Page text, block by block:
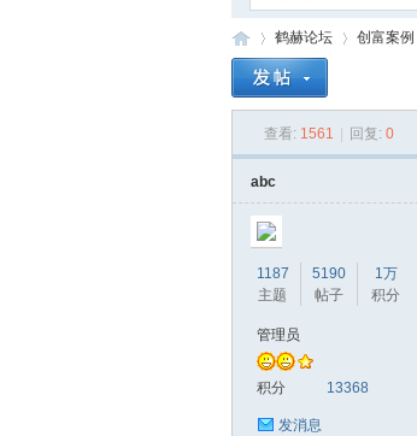
鹤赫论坛 创富案例
查看: 1561 回复: 0
abc
1187
主题
5190
帖子
1万
积分
管理员
积分 13368
发消息